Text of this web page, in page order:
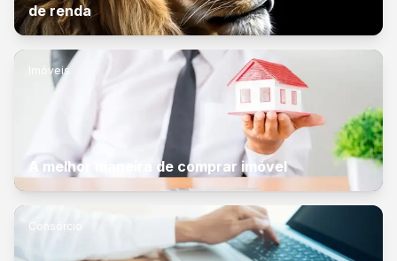
de renda
Imóveis
A melhor maneira de comprar imóvel
Consórcio